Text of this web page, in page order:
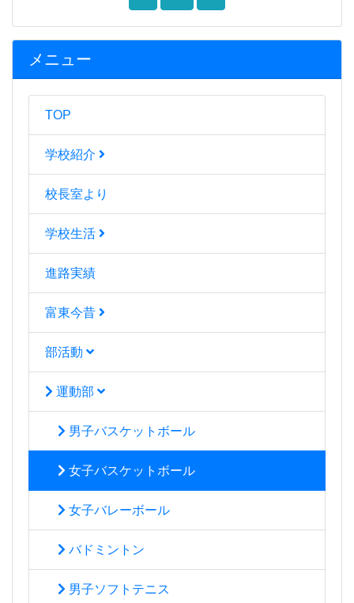
メニュー
TOP
学校紹介
校長室より
学校生活
進路実績
富東今昔
部活動
運動部
男子バスケットボール
女子バスケットボール
女子バレーボール
バドミントン
男子ソフトテニス